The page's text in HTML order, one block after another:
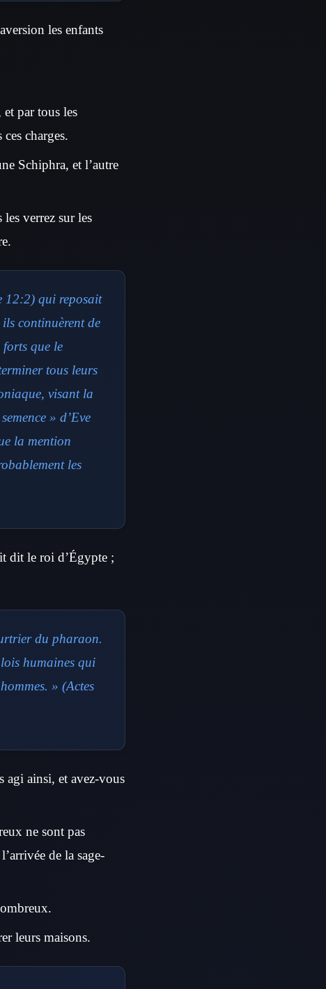
les enfants
par tous les
charges.
Schiphra, et l’autre
verrez sur les
12:2) qui reposait
continuèrent de
que le
tous leurs
visant la
» d’Eve
la mention
les
dit le roi d’Égypte ;
du pharaon.
humaines qui
» (Actes
agi ainsi, et avez-vous
ne sont pas
de la sage-
leurs maisons.